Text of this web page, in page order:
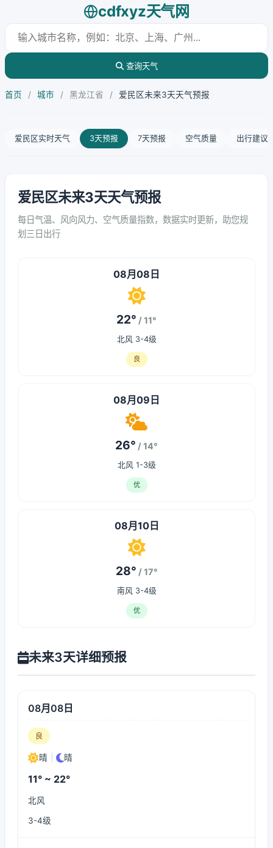
cdfxyz天气网
查询天气
首页 / 城市 / 黑龙江省 / 爱民区未来3天天气预报
爱民区实时天气 3天预报 7天预报 空气质量 出行建议
爱民区未来3天天气预报
每日气温、风向风力、空气质量指数，数据实时更新，助您规
划三日出行
08月08日
22° / 11°
北风 3-4级
良
08月09日
26° / 14°
北风 1-3级
优
08月10日
28° / 17°
南风 3-4级
优
未来3天详细预报
08月08日
良
晴 晴
11° ~ 22°
北风
3-4级